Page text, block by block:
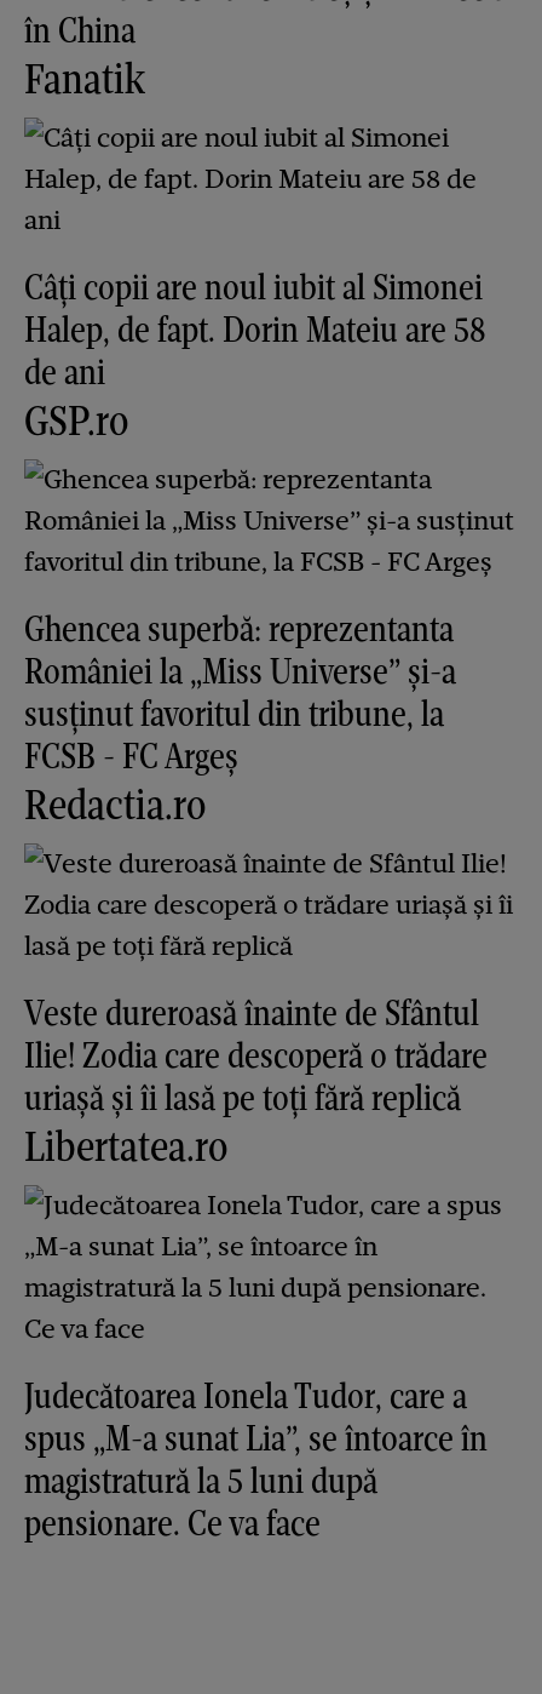
în China
Fanatik
Câți copii are noul iubit al Simonei
Halep, de fapt. Dorin Mateiu are 58
de ani
GSP.ro
Ghencea superbă: reprezentanta
României la „Miss Universe” și-a
susținut favoritul din tribune, la
FCSB - FC Argeș
Redactia.ro
Veste dureroasă înainte de Sfântul
Ilie! Zodia care descoperă o trădare
uriașă și îi lasă pe toți fără replică
Libertatea.ro
Judecătoarea Ionela Tudor, care a
spus „M-a sunat Lia”, se întoarce în
magistratură la 5 luni după
pensionare. Ce va face